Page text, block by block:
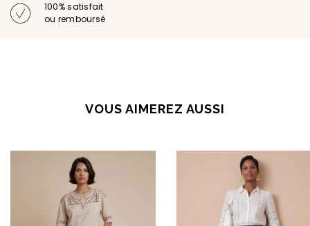
100% satisfait
ou remboursé
VOUS AIMEREZ AUSSI